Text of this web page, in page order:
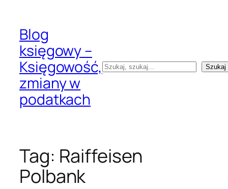
treściBlog
księgowy –
Księgowość,
zmiany w
podatkach
Szukaj Szukaj
Tag: Raiffeisen
Polbank